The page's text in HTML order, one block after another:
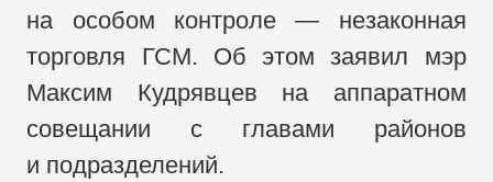
на особом контроле — незаконная
торговля ГСМ. Об этом заявил мэр
Максим Кудрявцев на аппаратном
совещании с главами районов
и подразделений.